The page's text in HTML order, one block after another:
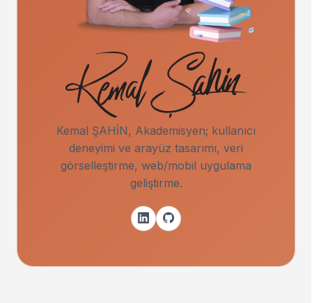
Kemal ŞAHİN, Akademisyen; kullanıcı
deneyimi ve arayüz tasarımı, veri
görselleştirme, web/mobil uygulama
geliştirme.